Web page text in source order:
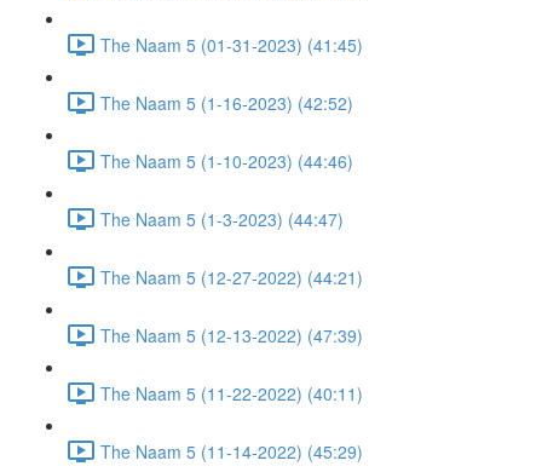
The Naam 5 (01-31-2023) (41:45)
The Naam 5 (1-16-2023) (42:52)
The Naam 5 (1-10-2023) (44:46)
The Naam 5 (1-3-2023) (44:47)
The Naam 5 (12-27-2022) (44:21)
The Naam 5 (12-13-2022) (47:39)
The Naam 5 (11-22-2022) (40:11)
The Naam 5 (11-14-2022) (45:29)